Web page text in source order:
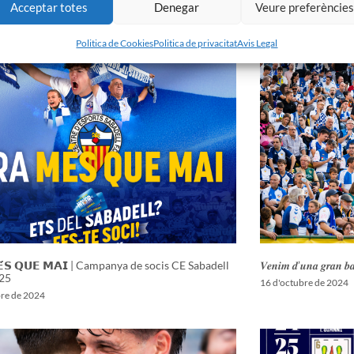
Acceptar totes Denegar Veure preferències
Politica de CookiesPolitica de privacitatAvis Legal
Sabadell 2025/2026
de 2025
nou entrenador del
𝗠𝗔𝗜 | Campanya de socis CE Sabadell
de 2024
𝑽𝒆𝒏𝒊𝒎 𝒅’𝒖𝒏𝒂 𝒈𝒓𝒂𝒏
16 d'octubre de 2024